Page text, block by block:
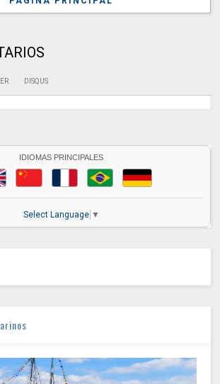
DISQUS
IDIOMAS PRINCIPALES
Select Language ▼